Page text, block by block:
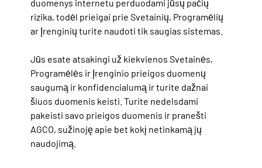
duomenys internetu perduodami jūsų pačių
rizika, todėl prieigai prie Svetainių, Programėlių
ar Įrenginių turite naudoti tik saugias sistemas.
Jūs esate atsakingi už kiekvienos Svetainės,
Programėlės ir Įrenginio prieigos duomenų
saugumą ir konfidencialumą ir turite dažnai
šiuos duomenis keisti. Turite nedelsdami
pakeisti savo prieigos duomenis ir pranešti
AGCO, sužinoję apie bet kokį netinkamą jų
naudojimą.